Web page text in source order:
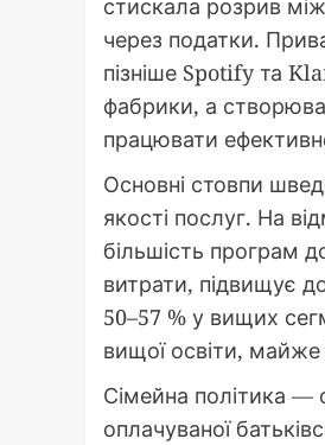
стискала розрив
через податки.
пізніше Spotify та
фабрики, а
працювати
Основні стовпи
якості послуг. На
більшість програм
витрати, підвищує
50–57 % у вищих
вищої освіти, майже
Сімейна політика —
оплачуваної